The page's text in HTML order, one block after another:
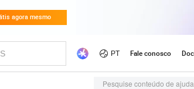
Pesquise conteúdo de ajuda